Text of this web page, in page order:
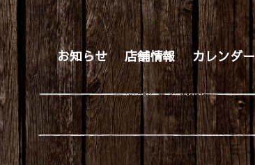
お知らせ 店舗情報 カレンダー